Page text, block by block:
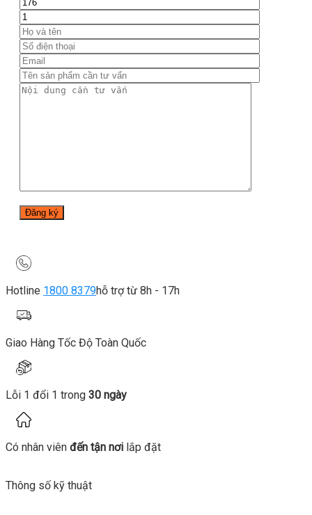
Hotline 1800 8379hỗ trợ từ 8h - 17h
Giao Hàng Tốc Độ Toàn Quốc
Lỗi 1 đổi 1 trong 30 ngày
Có nhân viên đến tận nơi lắp đặt
Thông số kỹ thuật